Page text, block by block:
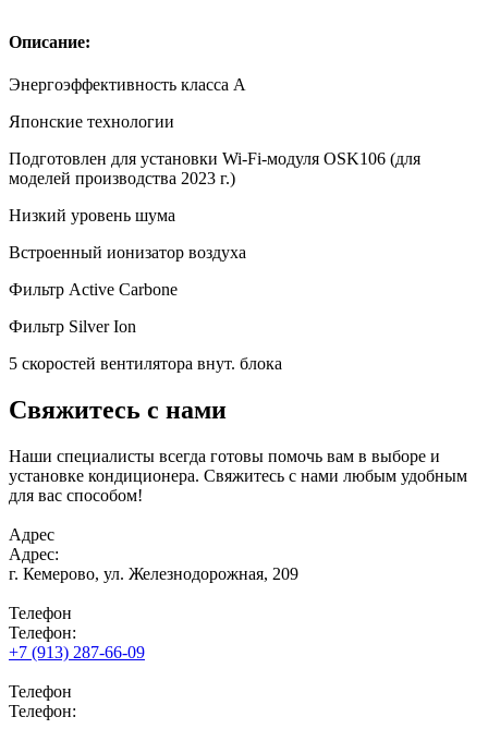
Описание:
Энергоэффективность класса А
Японские технологии
Подготовлен для установки Wi-Fi-модуля OSK106 (для
моделей производства 2023 г.)
Низкий уровень шума
Встроенный ионизатор воздуха
Фильтр Active Carbone
Фильтр Silver Ion
5 скоростей вентилятора внут. блока
Свяжитесь с нами
Наши специалисты всегда готовы помочь вам в выборе и
установке кондиционера. Свяжитесь с нами любым удобным
для вас способом!
Адрес
Адрес:
г. Кемерово, ул. Железнодорожная, 209
Телефон
Телефон:
+7 (913) 287-66-09
Телефон
Телефон: